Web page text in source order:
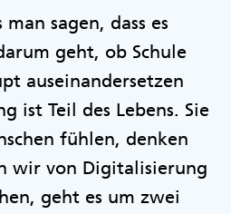
sagen, dass es
geht, ob Schule
auseinandersetzen
ist Teil des Lebens. Sie
fühlen, denken
wir von Digitalisierung
geht es um zwei